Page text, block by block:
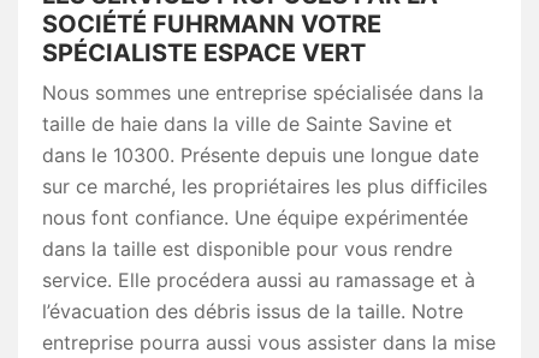
SOCIÉTÉ FUHRMANN VOTRE
SPÉCIALISTE ESPACE VERT
Nous sommes une entreprise spécialisée dans la
taille de haie dans la ville de Sainte Savine et
dans le 10300. Présente depuis une longue date
sur ce marché, les propriétaires les plus difficiles
nous font confiance. Une équipe expérimentée
dans la taille est disponible pour vous rendre
service. Elle procédera aussi au ramassage et à
l’évacuation des débris issus de la taille. Notre
entreprise pourra aussi vous assister dans la mise